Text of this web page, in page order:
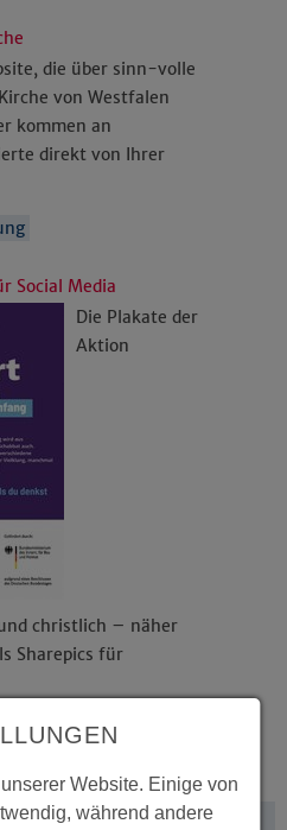
die über sinn-volle
von Westfalen
kommen an
direkt von Ihrer
Social Media
Die Plakate der
Aktion
christlich – näher
Sharepics für
#beziehungsweise
Bilddatenbank
Website. Einige von
während andere